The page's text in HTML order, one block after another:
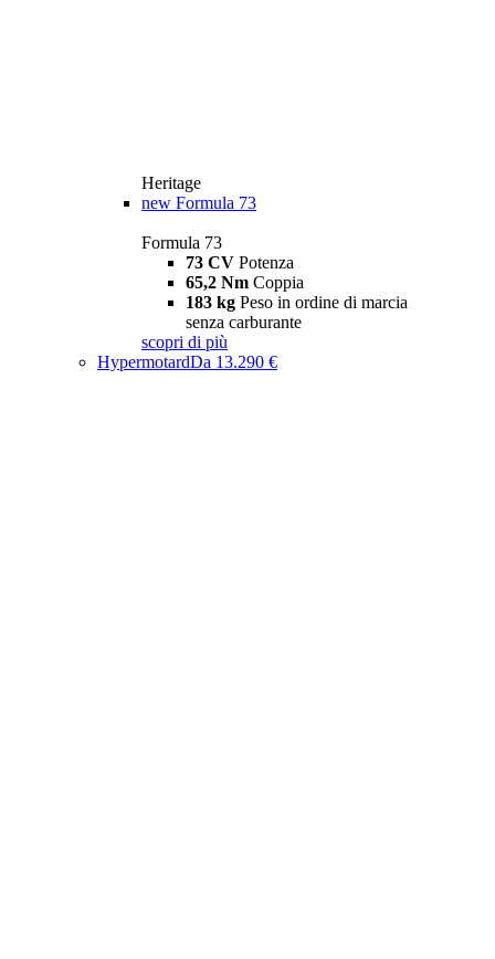
Heritage
new Formula 73
Formula 73
73 CV Potenza
65,2 Nm Coppia
183 kg Peso in ordine di marcia
senza carburante
scopri di più
HypermotardDa 13.290 €